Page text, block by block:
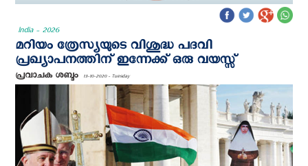
India - 2026
മറിയം ത്രേസ്യയുടെ വിശുദ്ധ പദവി
പ്രഖ്യാപനത്തിന് ഇന്നേക്ക് ഒരു വയസ്സ്
പ്രവാചക ശബ്ദം 13-10-2020 - Tuesday